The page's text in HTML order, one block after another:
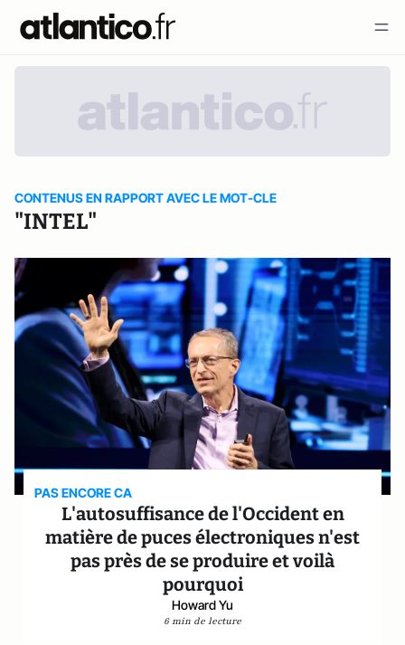
CONTENUS EN RAPPORT AVEC LE MOT-CLE
"INTEL"
PAS ENCORE CA
L'autosuffisance de l'Occident en
matière de puces électroniques n'est
pas près de se produire et voilà
pourquoi
Howard Yu
6 min de lecture